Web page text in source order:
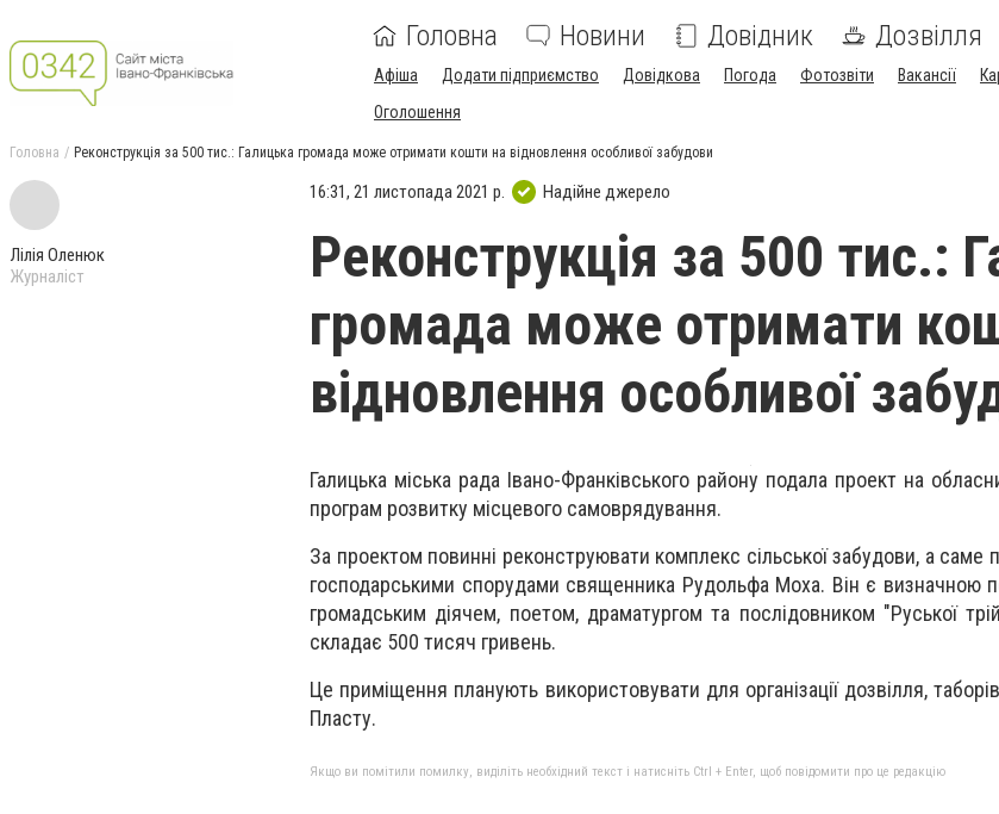
Головна Новини Довідник Дозвілля
Афіша Додати підприємство Довідкова Погода Фотозвіти Вакансії
Оголошення
Головна Реконструкція за 500 тис.: Галицька громада може отримати кошти на відновлення особливої забудови
Лілія Оленюк
Журналіст
16:31, 21 листопада 2021 р. Надійне джерело
Реконструкція за 500 тис.:
громада може отримати
відновлення особливої
Галицька міська рада Івано-Франківського району подала проект на
програм розвитку місцевого самоврядування.
За проектом повинні реконструювати комплекс сільської забудови, а саме
господарськими спорудами священника Рудольфа Моха. Він є визначною
громадським діячем, поетом, драматургом та послідовником "Руської
складає 500 тисяч гривень.
Це приміщення планують використовувати для організації дозвілля,
Пласту.
Якщо ви помітили помилку, виділіть необхідний текст і натисніть Ctrl + Enter, щоб повідомити про це редакцію